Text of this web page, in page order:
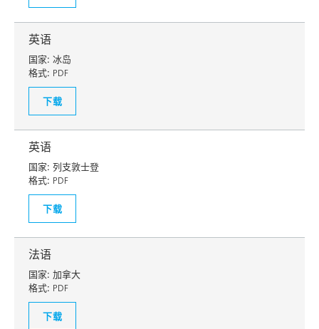
英语
国家: 冰岛
格式: PDF
下载
英语
国家: 列支敦士登
格式: PDF
下载
法语
国家: 加拿大
格式: PDF
下载